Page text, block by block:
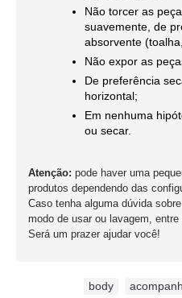
Não torcer as
suavemente, de
absorvente
Não expor as
De preferência
horizontal;
Em nenhuma
ou secar.
Atenção: pode haver uma
produtos dependendo das
Caso tenha alguma dúvida
modo de usar ou lavagem,
Será um prazer ajudar você!
body